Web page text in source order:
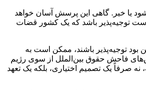
یا خیر. گاهی این پرسش آسان خواهد
توجیه‌پذیر باشد که یک کشور قضات
بود توجیه‌پذیر باشند، ممکن است به
فاحش حقوق بین‌الملل از سوی رژیم
صرفاً یک تصمیم اختیاری، بلکه یک تعهد